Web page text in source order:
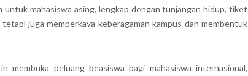
mahasiswa asing, lengkap dengan tunjangan hidup, tiket
juga memperkaya keberagaman kampus dan membentuk
peluang beasiswa bagi mahasiswa internasional,